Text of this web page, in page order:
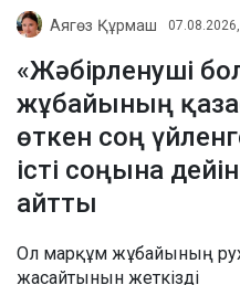
Аягөз Құрмаш
«Жәбірленуші
жұбайының
өткен соң
істі соңына
айтты
Ол марқұм жұбайының
жасайтынын жеткізді